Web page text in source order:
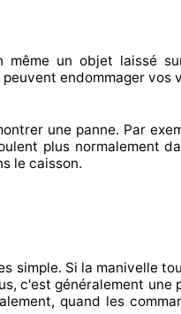
même un objet laissé
peuvent endommager vos
une panne. Par
plus normalement
le caisson.
simple. Si la manivelle
c'est généralement une
, quand les